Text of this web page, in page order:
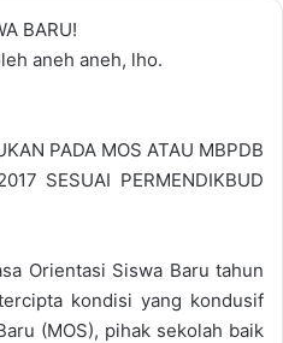
BARU!
aneh aneh, lho.
PADA MOS ATAU MBPDB
SESUAI PERMENDIKBUD
Orientasi Siswa Baru tahun
kondisi yang kondusif
(MOS), pihak sekolah baik